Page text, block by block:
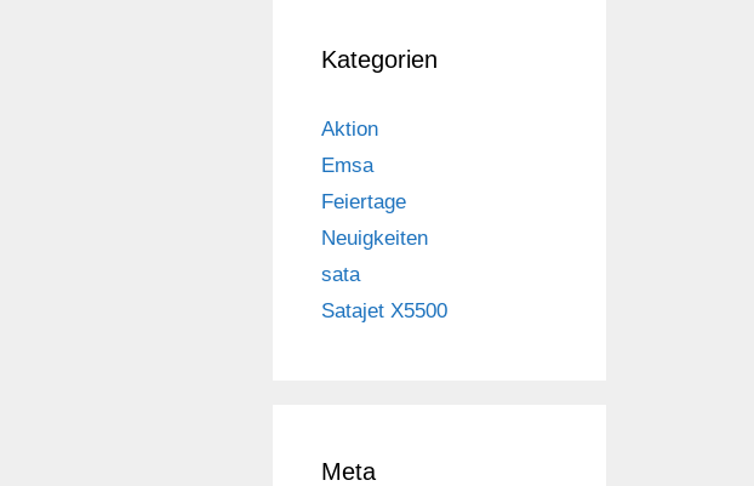
Kategorien
Aktion
Emsa
Feiertage
Neuigkeiten
sata
Satajet X5500
Meta